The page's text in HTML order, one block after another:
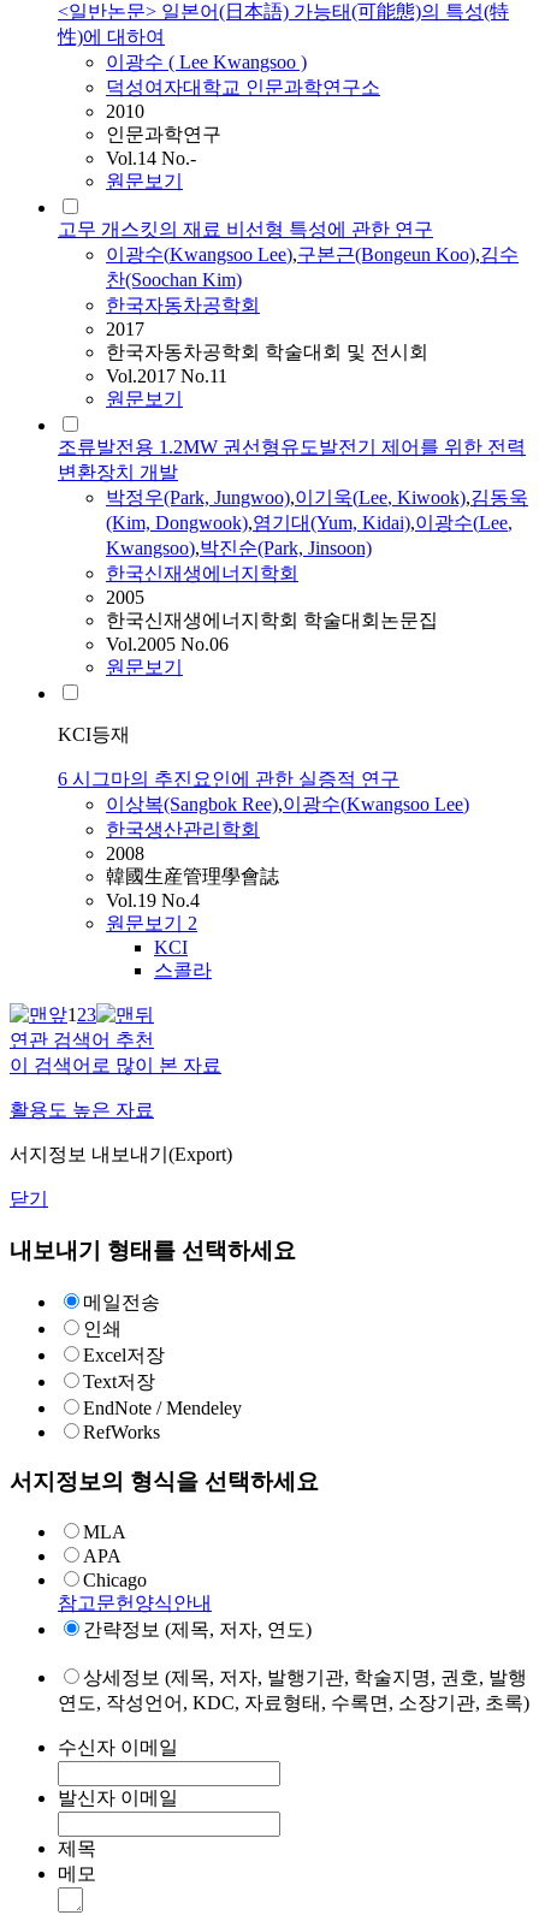
<일반논문> 일본어(日本語) 가능태(可能態)의 특성(特
性)에 대하여
이광수 ( Lee Kwangsoo )
덕성여자대학교 인문과학연구소
2010
인문과학연구
Vol.14 No.-
원문보기
고무 개스킷의 재료 비선형 특성에 관한 연구
이광수(Kwangsoo Lee),구본근(Bongeun Koo),김수
찬(Soochan Kim)
한국자동차공학회
2017
한국자동차공학회 학술대회 및 전시회
Vol.2017 No.11
원문보기
조류발전용 1.2MW 권선형유도발전기 제어를 위한 전력
변환장치 개발
박정우(Park, Jungwoo),이기욱(Lee, Kiwook),김동욱
(Kim, Dongwook),염기대(Yum, Kidai),이광수(Lee,
Kwangsoo),박진순(Park, Jinsoon)
한국신재생에너지학회
2005
한국신재생에너지학회 학술대회논문집
Vol.2005 No.06
원문보기
KCI등재
6 시그마의 추진요인에 관한 실증적 연구
이상복(Sangbok Ree),이광수(Kwangsoo Lee)
한국생산관리학회
2008
韓國生産管理學會誌
Vol.19 No.4
원문보기 2
KCI
스콜라
123
연관 검색어 추천
이 검색어로 많이 본 자료
활용도 높은 자료
서지정보 내보내기(Export)
닫기
내보내기 형태를 선택하세요
메일전송
인쇄
Excel저장
Text저장
EndNote / Mendeley
RefWorks
서지정보의 형식을 선택하세요
MLA
APA
Chicago
참고문헌양식안내
간략정보 (제목, 저자, 연도)
상세정보 (제목, 저자, 발행기관, 학술지명, 권호, 발행
연도, 작성언어, KDC, 자료형태, 수록면, 소장기관, 초록)
수신자 이메일
발신자 이메일
제목
메모